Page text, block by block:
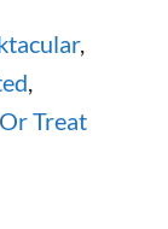
,
,
Treat